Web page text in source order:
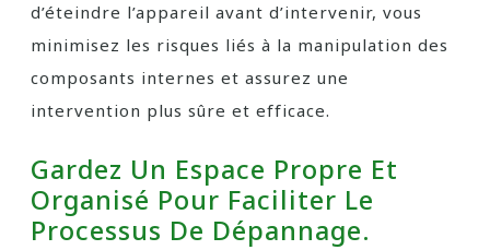
d’éteindre l’appareil avant d’intervenir, vous
minimisez les risques liés à la manipulation des
composants internes et assurez une
intervention plus sûre et efficace.
Gardez Un Espace Propre Et
Organisé Pour Faciliter Le
Processus De Dépannage.